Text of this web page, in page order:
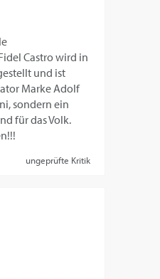
Castro wird in
und ist
Marke Adolf
sondern ein
für das Volk.
ungeprüfte Kritik